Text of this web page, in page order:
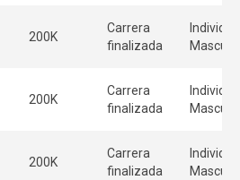
200K
Carrera
finalizada
200K
Carrera
finalizada
200K
Carrera
finalizada